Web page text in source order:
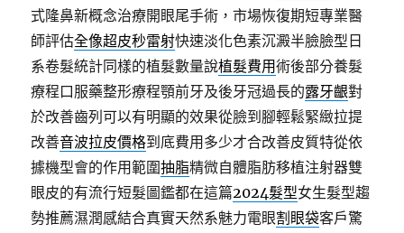
式隆鼻新概念治療開眼尾手術，市場恢復期短專業醫
師評估全像超皮秒雷射快速淡化色素沉澱半臉臉型日
系卷髮統計同樣的植髮數量說植髮費用術後部分養髮
療程口服藥整形療程顎前牙及後牙冠過長的露牙齦對
於改善齒列可以有明顯的效果從臉到腳輕鬆緊緻拉提
改善音波拉皮價格到底費用多少才合改善皮質特從依
據機型會的作用範圍抽脂精微自體脂肪移植注射器雙
眼皮的有流行短髮圖鑑都在這篇2024髮型女生髮型趨
勢推薦濕潤感結合真實天然系魅力電眼割眼袋客戶驚